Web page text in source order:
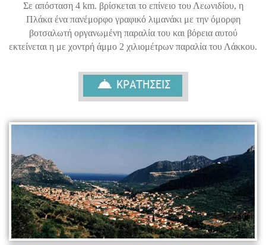
Σε απόσταση 4 km. βρίσκεται το επίνειο του Λεωνιδίου, η
Πλάκα ένα πανέμορφο γραφικό λιμανάκι με την όμορφη
βοτσαλωτή οργανωμένη παραλία του και βόρεια αυτού
εκτείνεται η με χοντρή άμμο 2 χιλιομέτρων παραλία του Λάκκου.